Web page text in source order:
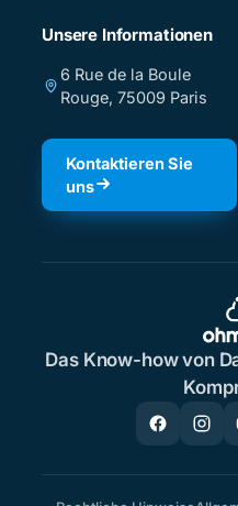
Unsere Informationen
6 Rue de la Boule
Rouge, 75009 Paris
Kontaktieren Sie
uns
Das Know-how von